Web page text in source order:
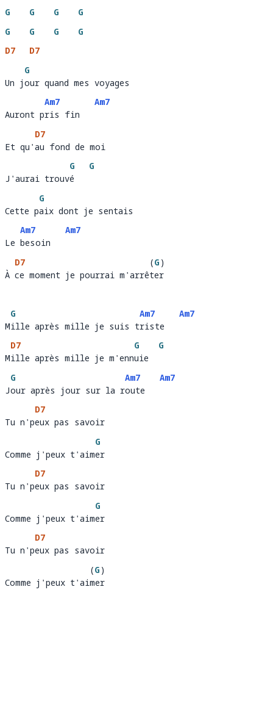
G G G
G
G
G G
G
D7
D7
Un j
G
our quand mes voyages
Un jour quand mes voyages
Auront p
Am7
ris fin
Am7
Auront pris fin
Et qu'
D7
au fond de mo
Et qu'au fond de moi
J'aurai trouv
G
é
G
J'aurai trouvé
Cette p
G
aix dont je sentais
Cette paix dont je sentais
Le
Am7
besoin
Am7
Le besoin
À
D7
ce moment je pourrai m'arrê
(G )
er
À ce moment je pourrai m'arrêter
M
G
ille après mille je suis t
Am7
riste
Am7
Mille après mille je suis triste
M
D7
ille après mille je m'enn
G
uie
G
Mille après mille je m'ennuie
J
G
our après jour sur la r
Am7
oute
Am7
Jour après jour sur la route
Tu n'p
D7
eux pas savoir
Tu n'peux pas savoir
Comme j'peux t'aim
G
er
Comme j'peux t'aimer
Tu n'p
D7
eux pas savoir
Tu n'peux pas savoir
Comme j'peux t'aim
G
er
Comme j'peux t'aimer
Tu n'p
D7
eux pas savoir
Tu n'peux pas savoir
Comme j'peux t'ai
(G )
er
Comme j'peux t'aimer